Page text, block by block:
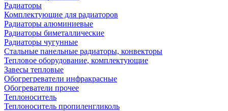
Радиаторы
Комплектующие для радиаторов
Радиаторы алюминиевые
Радиаторы биметаллические
Радиаторы чугунные
Стальные панельные радиаторы, конвекторы
Тепловое оборудование, комплектующие
Завесы тепловые
Обогрегреватели инфракрасные
Обогреватели прочее
Теплоноситель
Теплоноситель пропиленгликоль